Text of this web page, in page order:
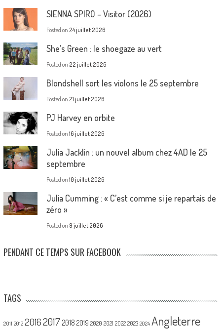
SIENNA SPIRO – Visitor (2026)
Posted on 24 juillet 2026
She’s Green : le shoegaze au vert
Posted on 22 juillet 2026
Blondshell sort les violons le 25 septembre
Posted on 21 juillet 2026
PJ Harvey en orbite
Posted on 16 juillet 2026
Julia Jacklin : un nouvel album chez 4AD le 25
septembre
Posted on 10 juillet 2026
Julia Cumming : « C’est comme si je repartais de
zéro »
Posted on 9 juillet 2026
PENDANT CE TEMPS SUR FACEBOOK
TAGS
2011 2012 20162017 2018 2019 2020 2021 2022 2023 2024 Angleterre